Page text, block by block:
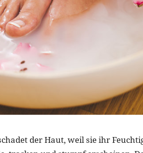
der Haut, weil sie ihr